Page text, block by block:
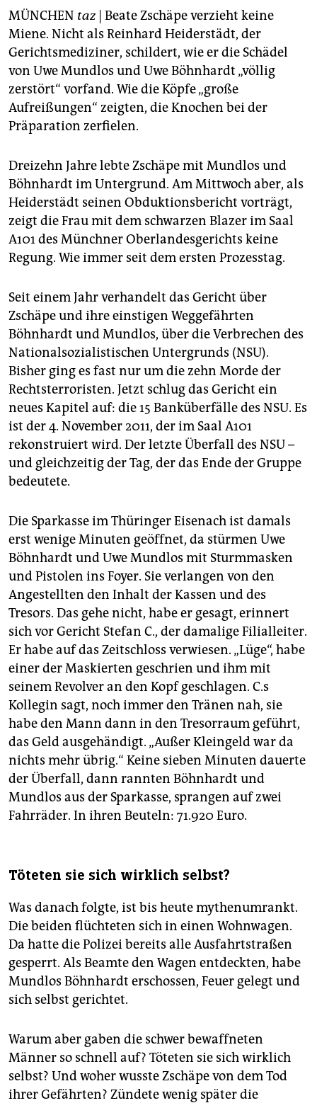
unterstützen
abo
genossenschaft
epaper login
MÜNCHEN taz| Beate Zschäpe verzieht keine
Miene. Nicht als Reinhard Heiderstädt, der
Gerichtsmediziner, schildert, wie er die Schädel
von Uwe Mundlos und Uwe Böhnhardt „völlig
zerstört“ vorfand. Wie die Köpfe „große
Aufreißungen“ zeigten, die Knochen bei der
Präparation zerfielen.
Dreizehn Jahre lebte Zschäpe mit Mundlos und
Böhnhardt im Untergrund. Am Mittwoch aber, als
Heiderstädt seinen Obduktionsbericht vorträgt,
zeigt die Frau mit dem schwarzen Blazer im Saal
A101 des Münchner Oberlandesgerichts keine
Regung. Wie immer seit dem ersten Prozesstag.
Seit einem Jahr verhandelt das Gericht über
Zschäpe und ihre einstigen Weggefährten
Böhnhardt und Mundlos, über die Verbrechen des
Nationalsozialistischen Untergrunds (NSU).
Bisher ging es fast nur um die zehn Morde der
Rechtsterroristen. Jetzt schlug das Gericht ein
neues Kapitel auf: die 15 Banküberfälle des NSU. Es
ist der 4. November 2011, der im Saal A101
rekonstruiert wird. Der letzte Überfall des NSU –
und gleichzeitig der Tag, der das Ende der Gruppe
bedeutete.
Die Sparkasse im Thüringer Eisenach ist damals
erst wenige Minuten geöffnet, da stürmen Uwe
Böhnhardt und Uwe Mundlos mit Sturmmasken
und Pistolen ins Foyer. Sie verlangen von den
Angestellten den Inhalt der Kassen und des
Tresors. Das gehe nicht, habe er gesagt, erinnert
sich vor Gericht Stefan C., der damalige Filialleiter.
Er habe auf das Zeitschloss verwiesen. „Lüge“, habe
einer der Maskierten geschrien und ihm mit
seinem Revolver an den Kopf geschlagen. C.s
Kollegin sagt, noch immer den Tränen nah, sie
habe den Mann dann in den Tresorraum geführt,
das Geld ausgehändigt. „Außer Kleingeld war da
nichts mehr übrig.“ Keine sieben Minuten dauerte
der Überfall, dann rannten Böhnhardt und
Mundlos aus der Sparkasse, sprangen auf zwei
Fahrräder. In ihren Beuteln: 71.920 Euro.
Töteten sie sich wirklich selbst?
Was danach folgte, ist bis heute mythenumrankt.
Die beiden flüchteten sich in einen Wohnwagen.
Da hatte die Polizei bereits alle Ausfahrtstraßen
gesperrt. Als Beamte den Wagen entdeckten, habe
Mundlos Böhnhardt erschossen, Feuer gelegt und
sich selbst gerichtet.
Warum aber gaben die schwer bewaffneten
Männer so schnell auf? Töteten sie sich wirklich
selbst? Und woher wusste Zschäpe von dem Tod
ihrer Gefährten? Zündete wenig später die